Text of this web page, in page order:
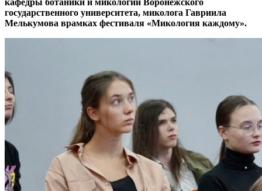
государственного университета, миколога Гавриила
Мелькумова врамках фестиваля «Микология каждому».